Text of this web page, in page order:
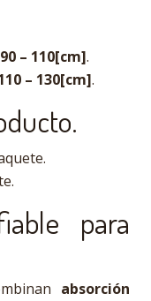
90 – 110[cm].
– 130[cm].
para
absorción